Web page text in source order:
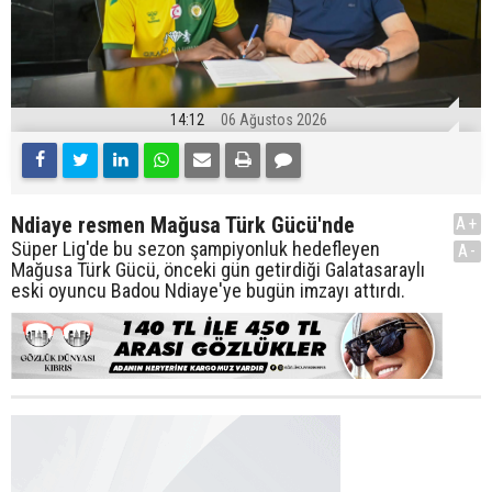
14:12 06 Ağustos 2026
Ndiaye resmen Mağusa Türk Gücü'nde
Süper Lig'de bu sezon şampiyonluk hedefleyen
Mağusa Türk Gücü, önceki gün getirdiği Galatasaraylı
eski oyuncu Badou Ndiaye'ye bugün imzayı attırdı.
A+
A-